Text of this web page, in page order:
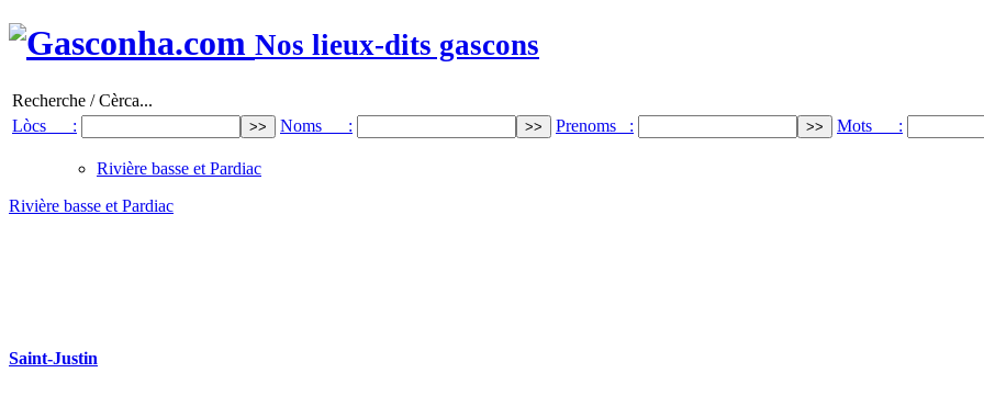
Nos lieux-dits gascons
Recherche / Cèrca...
Lòcs :
Noms : Prenoms : Mots :
Rivière basse et Pardiac
Rivière basse et Pardiac
Saint-Justin